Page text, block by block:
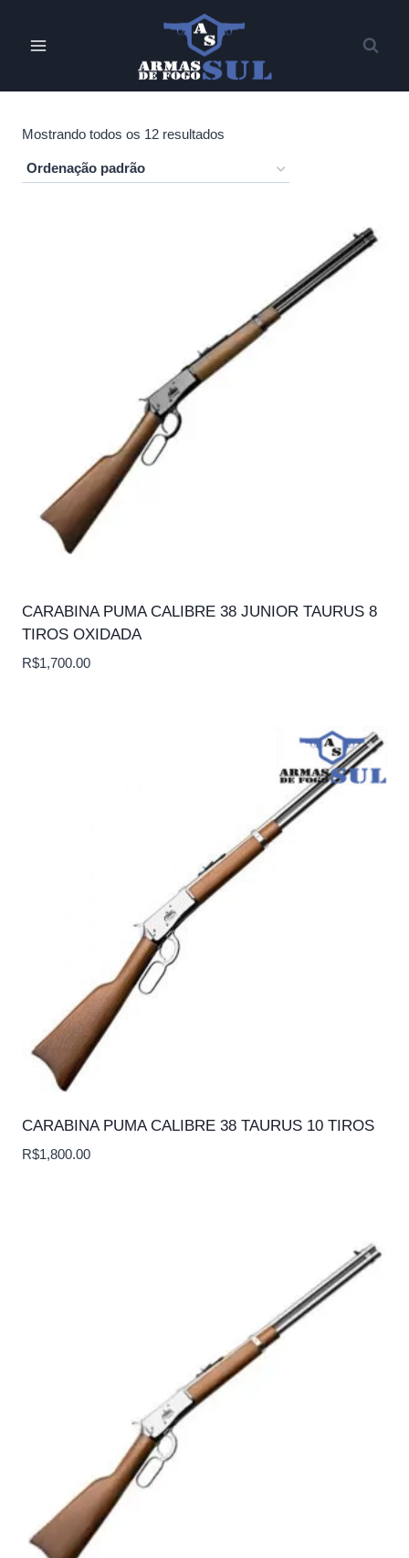
Mostrando todos os 12 resultados
CARABINA PUMA CALIBRE 38 JUNIOR TAURUS 8
TIROS OXIDADA
R$1,700.00
CARABINA PUMA CALIBRE 38 TAURUS 10 TIROS
R$1,800.00